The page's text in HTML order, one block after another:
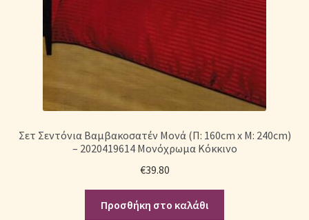
Σετ Σεντόνια Βαμβακοσατέν Μονά (Π: 160cm x Μ: 240cm)
– 2020419614 Μονόχρωμα Κόκκινο
€39.80
Προσθήκη στο καλάθι